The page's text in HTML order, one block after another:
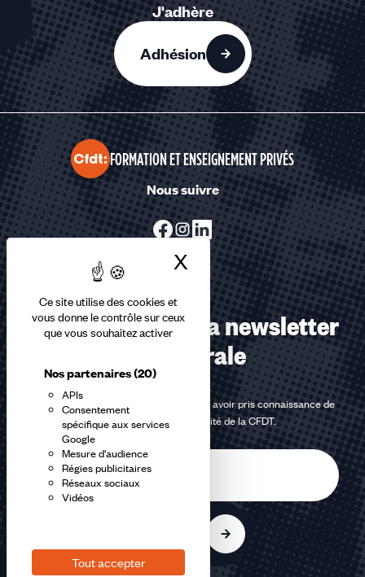
Ce site utilise des cookies et
vous donne le contrôle sur ceux
que vous souhaitez activer
Nos partenaires(20)
APIs
Consentement
spécifique aux services
Google
Mesure d'audience
Régies publicitaires
Réseaux sociaux
Vidéos
Tout accepter
X Masquer le
J'adhère
Adhésion
FORMATION ET ENSEIGNEMENT PRIVÉS
Nous suivre
Abonnez-vous à la newsletter
confédérale
En m'inscrivant à la newsletter, j'affirme avoir pris connaissance de
lapolitique de confidentialité de la CFDT.